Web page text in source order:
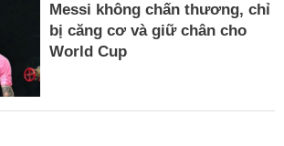
Messi không chấn thương, chỉ
bị căng cơ và giữ chân cho
World Cup